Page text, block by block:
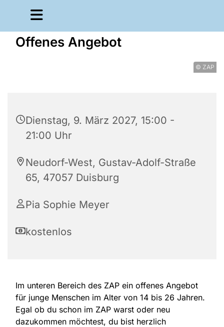
Offenes Angebot
© ZAP
Dienstag, 9. März 2027, 15:00 -
21:00 Uhr
Neudorf-West, Gustav-Adolf-Straße
65, 47057 Duisburg
Pia Sophie Meyer
kostenlos
Im unteren Bereich des ZAP ein offenes Angebot
für junge Menschen im Alter von 14 bis 26 Jahren.
Egal ob du schon im ZAP warst oder neu
dazukommen möchtest, du bist herzlich